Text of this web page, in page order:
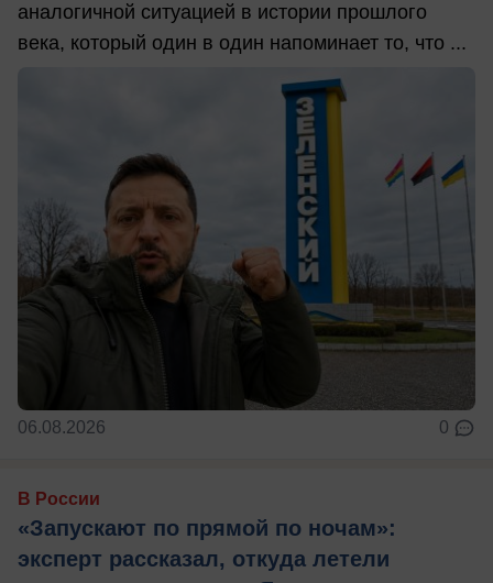
аналогичной ситуацией в истории прошлого
века, который один в один напоминает то, что ...
06.08.2026 0
В России
«Запускают по прямой по ночам»:
эксперт рассказал, откуда летели